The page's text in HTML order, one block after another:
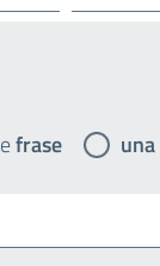
frase una